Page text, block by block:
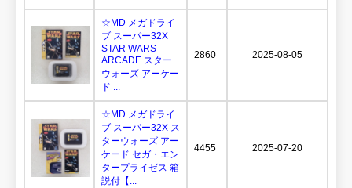
☆MD メガドライ
ブ スーパー32X
STAR WARS
ARCADE スター
ウォーズ アーケー
ド ...
2860 2025-08-05
☆MD メガドライ
ブ スーパー32X ス
ターウォーズ アー
ケード セガ・エン
タープライゼス 箱
説付【...
4455 2025-07-20